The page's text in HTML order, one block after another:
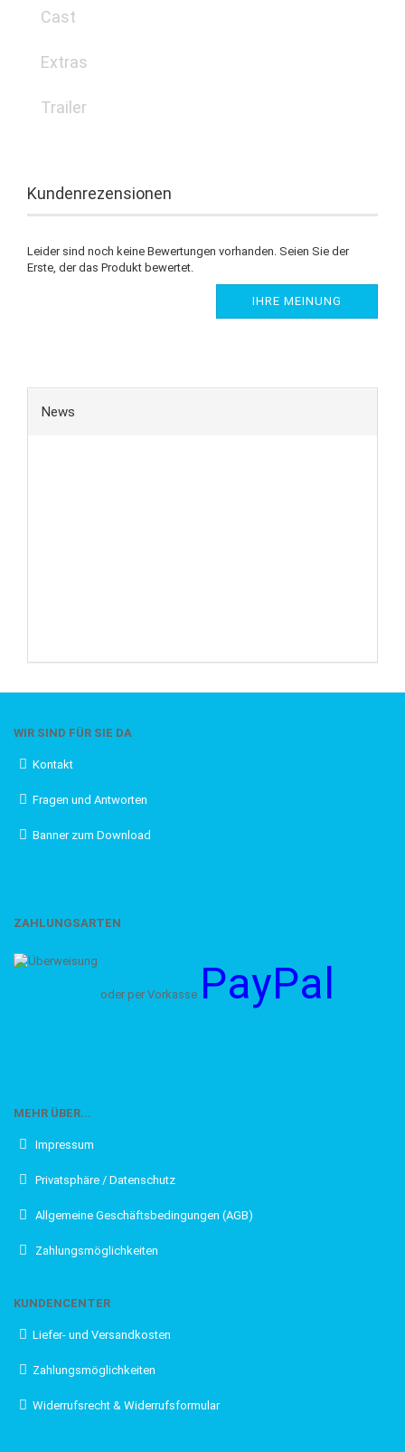
Cast
Extras
Trailer
Kundenrezensionen
Leider sind noch keine Bewertungen vorhanden. Seien Sie der
Erste, der das Produkt bewertet.
IHRE MEINUNG
News
WIR SIND FÜR SIE DA
Kontakt
Fragen und Antworten
Banner zum Download
ZAHLUNGSARTEN
oder per Vorkasse PayPal
MEHR ÜBER...
Impressum
Privatsphäre / Datenschutz
Allgemeine Geschäftsbedingungen (AGB)
Zahlungsmöglichkeiten
KUNDENCENTER
Liefer- und Versandkosten
Zahlungsmöglichkeiten
Widerrufsrecht & Widerrufsformular